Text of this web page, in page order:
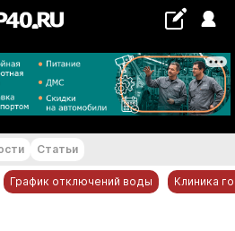
+26...+27 °С
Статьи
График отключений воды Клиника